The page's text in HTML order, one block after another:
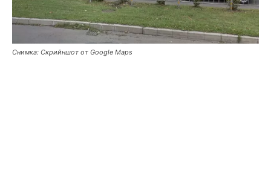
Снимка: Скрийншот от Google Maps